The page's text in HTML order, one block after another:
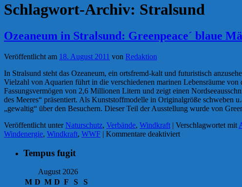
Schlagwort-Archiv: Stralsund
Ozeaneum in Stralsund: Greenpeace´ blaue
Veröffentlicht am 18. August 2011 von Redaktion
In Stralsund steht das Ozeaneum, ein ortsfremd-kalt und futuristisch
Vielzahl von Aquarien führt in die verschiedenen marinen Lebensräume
Fassungsvermögen von 2,6 Millionen Litern und zeigt einen
des Meeres“ präsentiert. Als Kunststoffmodelle in Originalgröße
„gewaltig“ über den Besuchern. Dieser Teil der Ausstellung wurde von
Veröffentlicht unter Naturschutz, Verbände, Windkraft | Verschlagwortet mit
Windenergie, Windkraft, WWF | Kommentare deaktiviertfür
Tempus fugit
August 2026
M D M D F S
S